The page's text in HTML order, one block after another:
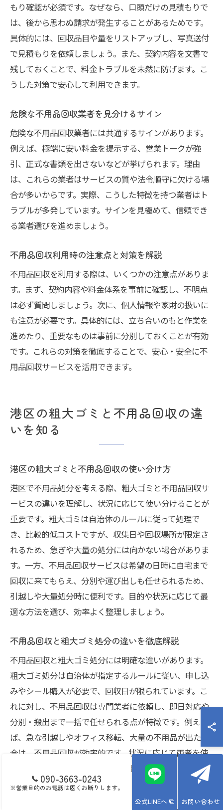
もり確認が必須です。なぜなら、口頭だけの見積もりで
は、後から思わぬ請求が発生することがあるためです。
具体的には、回収品目や量をリストアップし、写真送付
で見積もりを依頼しましょう。また、契約内容を文書で
残しておくことで、料金トラブルを未然に防げます。こ
うした対策で安心して利用できます。
危険な不用品回収業者を見分けるサイン
危険な不用品回収業者には共通するサインがあります。
例えば、極端に安い料金を提示する、営業トークが強
引、正式な書類を出さないなどが挙げられます。理由
は、これらの業者はサービスの質や法令順守に欠ける場
合が多いからです。実際、こうした特徴を持つ業者はト
ラブルが多発しています。サインを見極めて、信頼でき
る業者選びを進めましょう。
不用品回収利用時の注意点と対策を解説
不用品回収を利用する際は、いくつかの注意点がありま
す。まず、契約内容や料金体系を事前に確認し、不明点
は必ず質問しましょう。次に、個人情報や家財の扱いに
も注意が必要です。具体的には、立ち合いのもと作業を
進めたり、重要なものは事前に分別しておくことが有効
です。これらの対策を徹底することで、安心・安全に不
用品回収サービスを活用できます。
港区の粗大ゴミと不用品回収の違
いを知る
港区の粗大ゴミと不用品回収の使い分け方
港区で不用品処分を考える際、粗大ゴミと不用品回収サ
ービスの違いを理解し、状況に応じて使い分けることが
重要です。粗大ゴミは自治体のルールに従って処理で
き、比較的低コストですが、収集日や回収場所が限定さ
れるため、急ぎや大量の処分には向かない場合がありま
す。一方、不用品回収サービスは希望の日時に自宅まで
回収に来てもらえ、分別や運び出しも任せられるため、
引越しや大量処分時に便利です。目的や状況に応じて最
適な方法を選び、効率よく整理しましょう。
不用品回収と粗大ゴミ処分の違いを徹底解説
不用品回収と粗大ゴミ処分には明確な違いがあります。
粗大ゴミ処分は自治体が指定するルールに従い、申し込
みやシール購入が必要で、回収日が限られています。こ
れに対し、不用品回収は専門業者に依頼し、即日対応や
分別・搬出まで一括で任せられる点が特徴です。例え
ば、急な引越しやオフィス移転、大量の不用品が出た場
合は、不用品回収が効率的です。状況に応じて両者を使
い分けることで、手間もコストも最小限に抑えられま
す。
090-3663-0243
※営業目的のお電話は固くお断りします。
公式LINEへ お問い合わせ